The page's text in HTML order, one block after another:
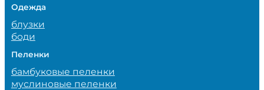
Одежда
блузки
боди
Пеленки
бамбуковые пеленки
муслиновые пеленки